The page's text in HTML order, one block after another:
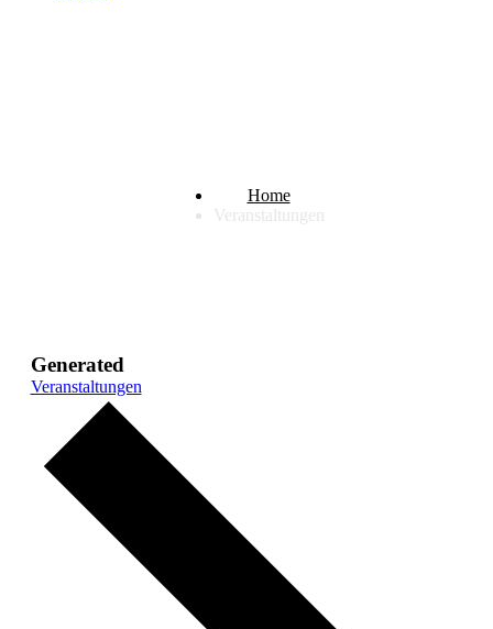
Home
Veranstaltungen
Generated
Veranstaltungen